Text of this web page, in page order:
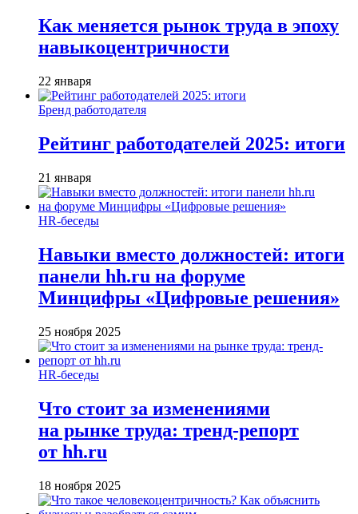
Как меняется рынок труда в эпоху
навыкоцентричности
22 января
Бренд работодателя
Рейтинг работодателей 2025: итоги
21 января
HR-беседы
Навыки вместо должностей: итоги
панели hh.ru на форуме
Минцифры «Цифровые решения»
25 ноября 2025
HR-беседы
Что стоит за изменениями
на рынке труда: тренд-репорт
от hh.ru
18 ноября 2025